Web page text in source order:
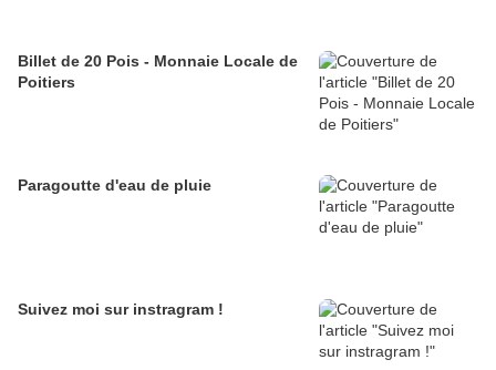
Billet de 20 Pois - Monnaie Locale de
Poitiers
Paragoutte d'eau de pluie
Suivez moi sur instragram !